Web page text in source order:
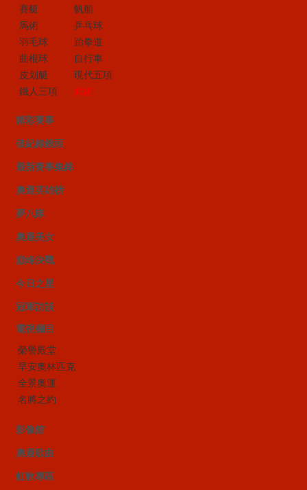
賽艇
帆船
馬術
乒乓球
羽毛球
跆拳道
曲棍球
自行車
皮划艇
現代五項
鐵人三項
武術
精彩賽事
破紀錄鏡頭
最新賽事集錦
奧運英雄榜
夢八隊
奧運美女
巔峰決戰
今日之星
冠軍訪談
電視欄目
榮譽殿堂
早安奧林匹克
全景奧運
名將之約
影像館
奧運歌曲
虹軟專區